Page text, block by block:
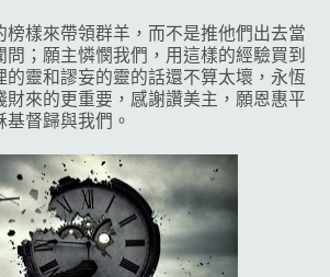
榜樣來帶領群羊，而不是推他們出去當
；願主憐憫我們，用這樣的經驗買到
的靈和謬妄的靈的話還不算太壞，永恆
財來的更重要，感謝讚美主，願恩惠平
督歸與我們。